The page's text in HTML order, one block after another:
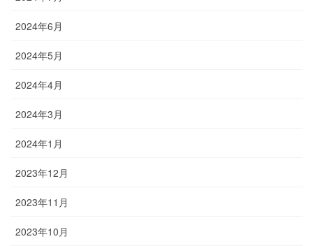
2024年6月
2024年5月
2024年4月
2024年3月
2024年1月
2023年12月
2023年11月
2023年10月